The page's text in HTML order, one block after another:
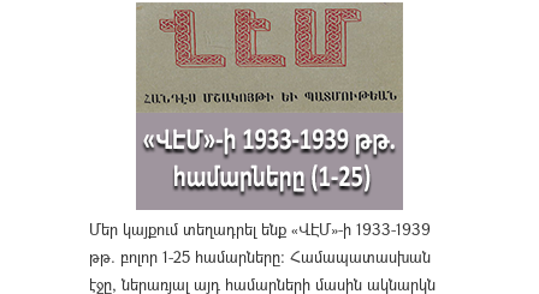
Մեր կայքում տեղադրել ենք «ՎԷՄ»-ի 1933-1939
թթ. բոլոր 1-25 համարները։ Համապատասխան
էջը, ներառյալ այդ համարների մասին ակնարկն